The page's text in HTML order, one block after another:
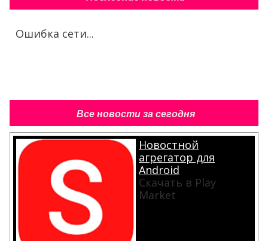
Ошибка сети...
Все новости за сегодня
Новостной
агрегатор для
Android
Скачать в Play
Market